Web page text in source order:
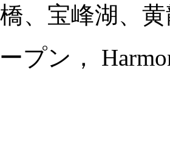
、宝峰湖、
プン，